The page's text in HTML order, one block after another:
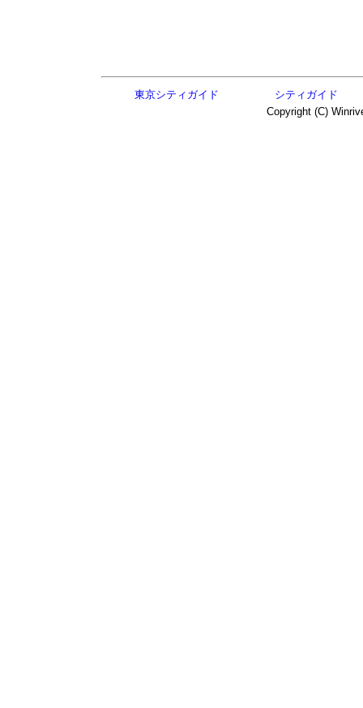
東京シティガイド
シティガイド
Copyright (C)